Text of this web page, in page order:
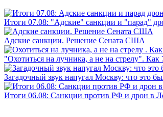
Итоги 07.08: "Адские" санкции и "парад"
Адские санкции. Решение Сената США
"Охотиться на лучника, а не на стрелу". Как
Загадочный звук напугал Москву: что это
Итоги 06.08: Санкции против РФ и дрон в